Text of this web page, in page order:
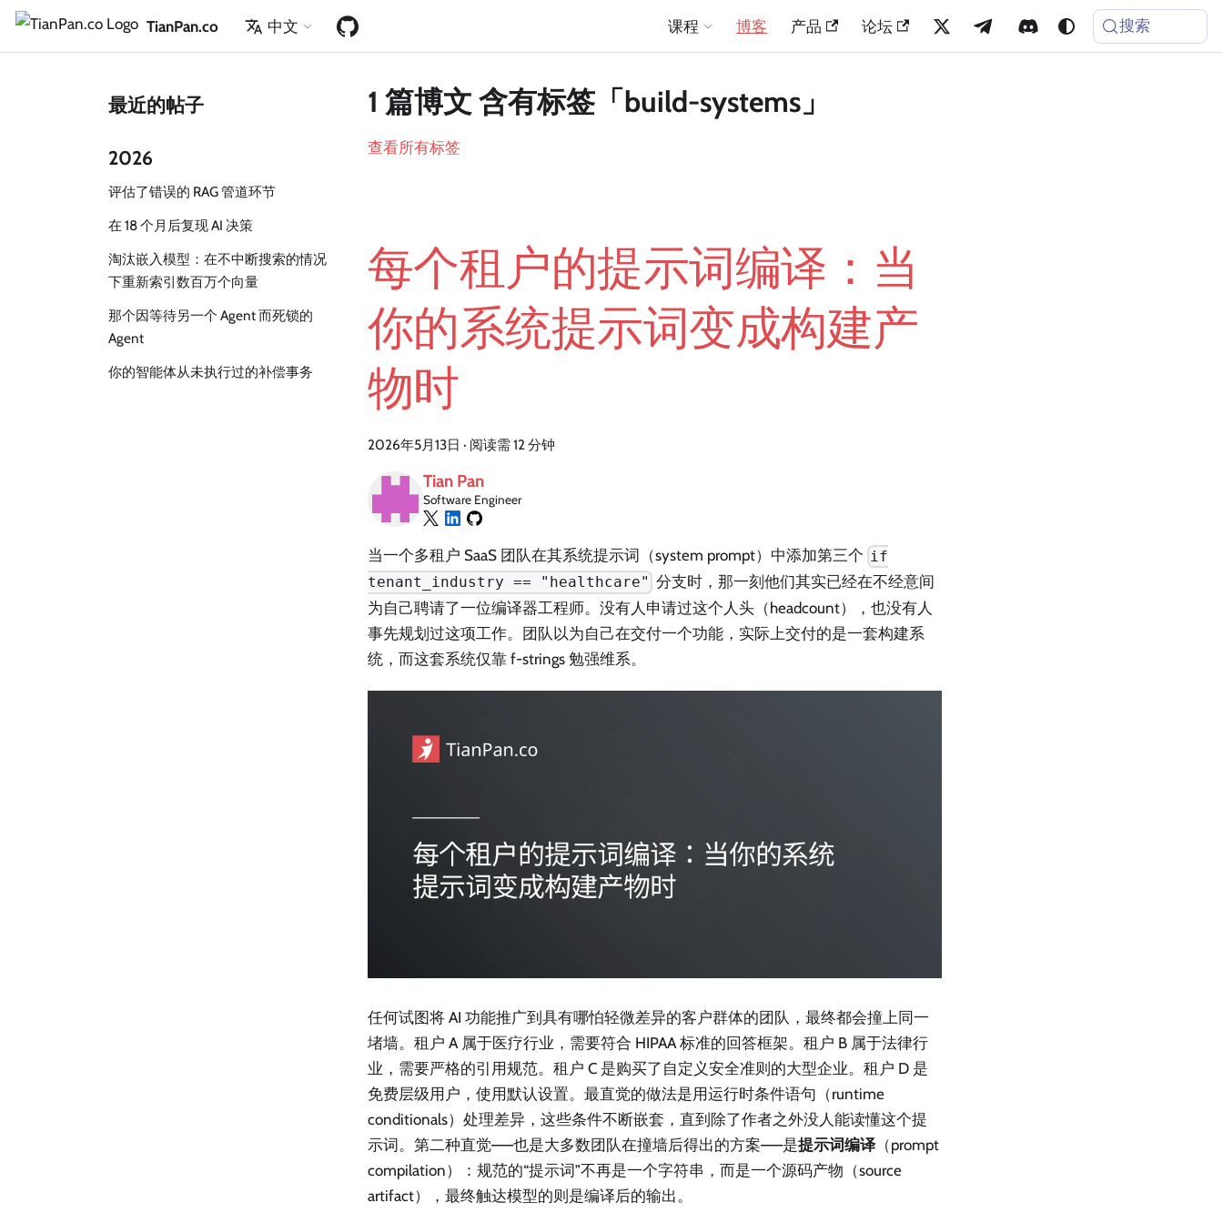
TianPan.co 中文 课程 博客 产品 论坛 搜索
最近的帖子
2026
评估了错误的 RAG 管道环节
在 18 个月后复现 AI 决策
淘汰嵌入模型：在不中断搜索的情况
下重新索引数百万个向量
那个因等待另一个 Agent 而死锁的
Agent
你的智能体从未执行过的补偿事务
1 篇博文 含有标签「build-systems」
查看所有标签
每个租户的提示词编译：当
你的系统提示词变成构建产
物时
2026年5月13日 · 阅读需 12 分钟
Tian Pan
Software Engineer
当一个多租户 SaaS 团队在其系统提示词（system prompt）中添加第三个 if
tenant_industry == "healthcare" 分支时，那一刻他们其实已经在不经意间
为自己聘请了一位编译器工程师。没有人申请过这个人头（headcount），也没有人
事先规划过这项工作。团队以为自己在交付一个功能，实际上交付的是一套构建系
统，而这套系统仅靠 f-strings 勉强维系。
任何试图将 AI 功能推广到具有哪怕轻微差异的客户群体的团队，最终都会撞上同一
堵墙。租户 A 属于医疗行业，需要符合 HIPAA 标准的回答框架。租户 B 属于法律行
业，需要严格的引用规范。租户 C 是购买了自定义安全准则的大型企业。租户 D 是
免费层级用户，使用默认设置。最直觉的做法是用运行时条件语句（runtime
conditionals）处理差异，这些条件不断嵌套，直到除了作者之外没人能读懂这个提
示词。第二种直觉——也是大多数团队在撞墙后得出的方案——是提示词编译 （prompt
compilation）：规范的“提示词”不再是一个字符串，而是一个源码产物（source
artifact），最终触达模型的则是编译后的输出。